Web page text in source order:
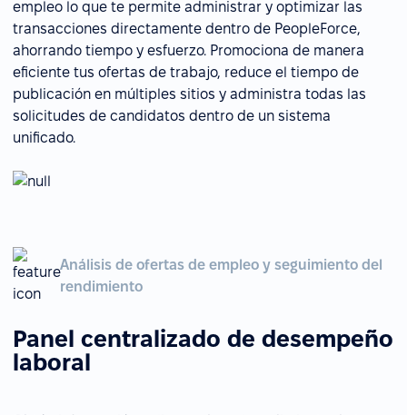
empleo lo que te permite administrar y optimizar las
transacciones directamente dentro de PeopleForce,
ahorrando tiempo y esfuerzo. Promociona de manera
eficiente tus ofertas de trabajo, reduce el tiempo de
publicación en múltiples sitios y administra todas las
solicitudes de candidatos dentro de un sistema
unificado.
Análisis de ofertas de empleo y seguimiento del
rendimiento
Panel centralizado de desempeño
laboral